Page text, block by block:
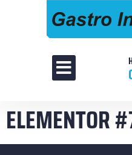
ELEMENTOR